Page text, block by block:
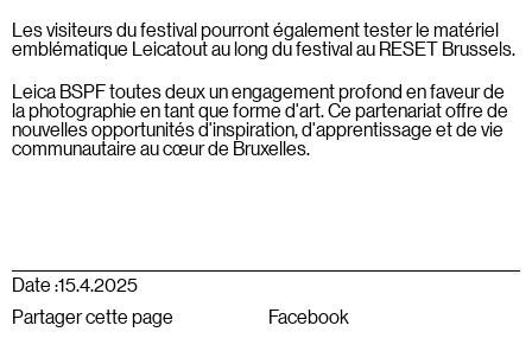
Les visiteurs du festival pourront également tester le matériel
emblématique Leicatout au long du festival au RESET Brussels.
Leica BSPF toutes deux un engagement profond en faveur de
la photographie en tant que forme d'art. Ce partenariat offre de
nouvelles opportunités d'inspiration, d'apprentissage et de vie
communautaire au cœur de Bruxelles.
Date :15.4.2025
Partager cette page
Facebook